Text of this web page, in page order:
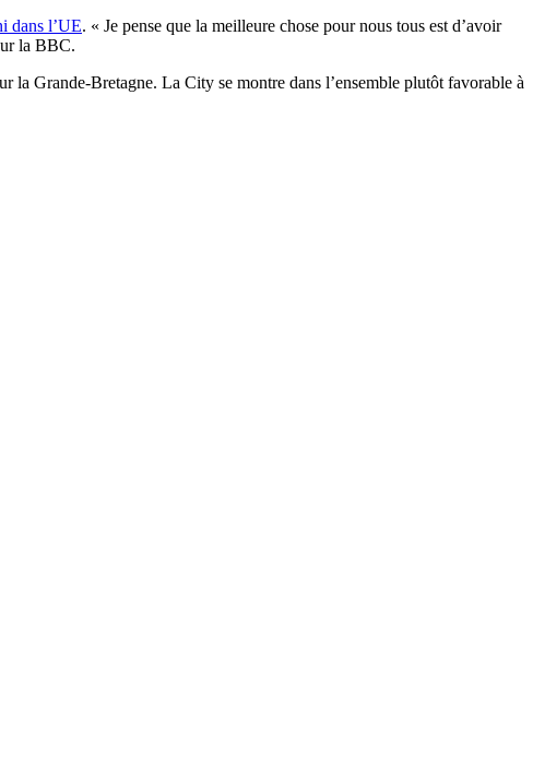
dans l’UE. « Je pense que la meilleure chose pour nous tous est d’avoir
la BBC.
la Grande-Bretagne. La City se montre dans l’ensemble plutôt favorable à